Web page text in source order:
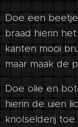
Doe een
braad hierin
kanten mooi
maar maak de
Doe olie en
hierin de uien
knolselderij